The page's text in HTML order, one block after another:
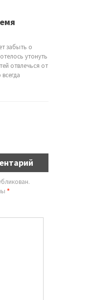
забыть о
утонуть
отвлечься от
*